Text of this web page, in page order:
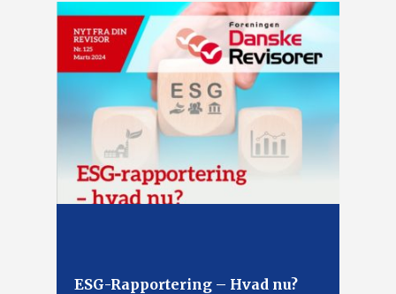
ESG-Rapportering – Hvad nu?